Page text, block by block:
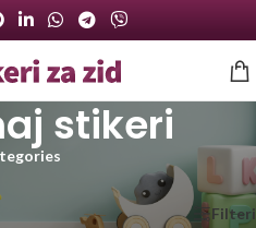
stikeri
stikeri“ Prikazan jedan rezultat
Filteri